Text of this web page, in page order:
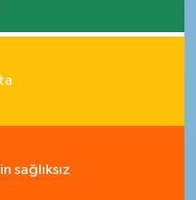
sağlıksız